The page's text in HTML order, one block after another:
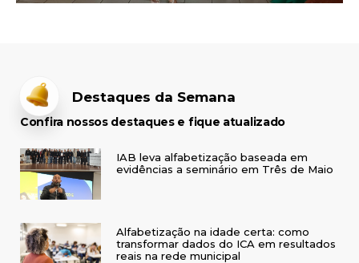
Destaques da Semana
Confira nossos destaques e fique atualizado
IAB leva alfabetização baseada em
evidências a seminário em Três de Maio
Alfabetização na idade certa: como
transformar dados do ICA em resultados
reais na rede municipal